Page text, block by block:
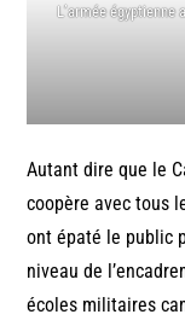
L’armée
Autant dire que le
coopère avec tous
ont épaté le public
niveau de
écoles militaires